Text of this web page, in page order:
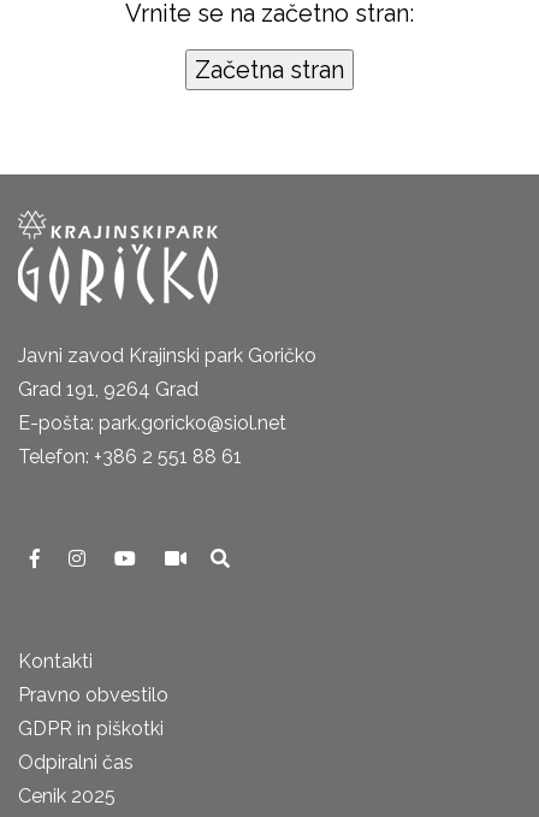
Vrnite se na začetno stran:
Javni zavod Krajinski park Goričko
Grad 191, 9264 Grad
E-pošta: park.goricko@siol.net
Telefon: +386 2 551 88 61
Kontakti
Pravno obvestilo
GDPR in piškotki
Odpiralni čas
Cenik 2025